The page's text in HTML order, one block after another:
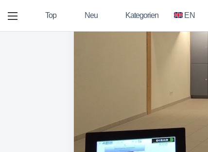
Top Neu Kategorien EN